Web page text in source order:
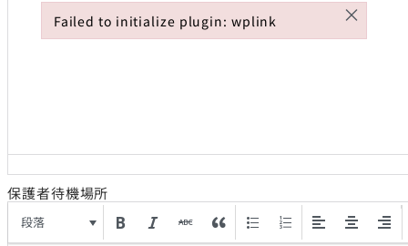
保護者待機場所
段落
Failed to initialize plugin: wplink ×
Failed to initialize plugin: wplink